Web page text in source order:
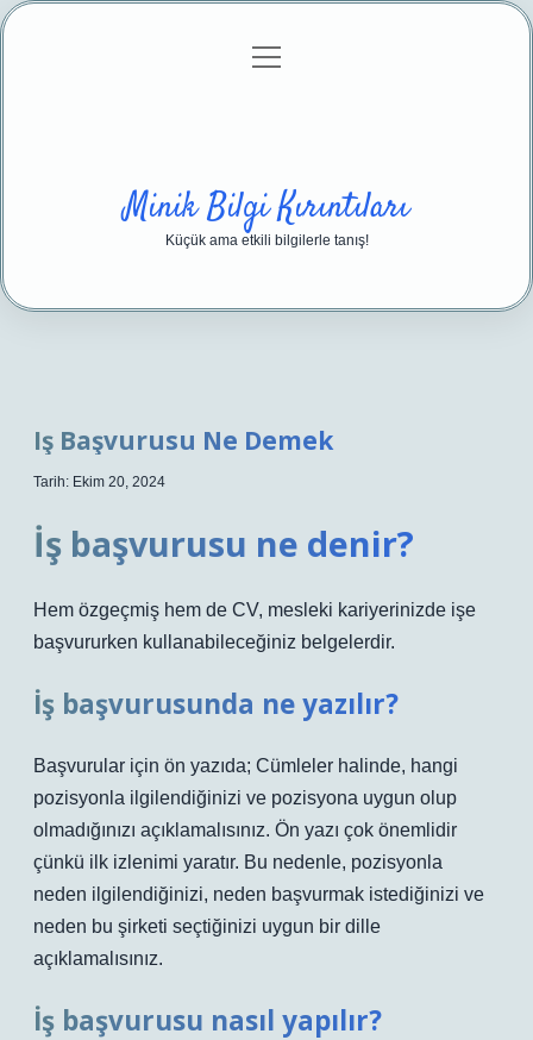
Gizlilik Politikası
menüyü
Minik Bilgi Kırıntıları
Küçük ama etkili bilgilerle tanış!
Iş Başvurusu Ne Demek
Tarih: Ekim 20, 2024
İş başvurusu ne denir?
Hem özgeçmiş hem de CV, mesleki kariyerinizde işe
başvururken kullanabileceğiniz belgelerdir.
İş başvurusunda ne yazılır?
Başvurular için ön yazıda; Cümleler halinde, hangi
pozisyonla ilgilendiğinizi ve pozisyona uygun olup
olmadığınızı açıklamalısınız. Ön yazı çok önemlidir
çünkü ilk izlenimi yaratır. Bu nedenle, pozisyonla
neden ilgilendiğinizi, neden başvurmak istediğinizi ve
neden bu şirketi seçtiğinizi uygun bir dille
açıklamalısınız.
İş başvurusu nasıl yapılır?